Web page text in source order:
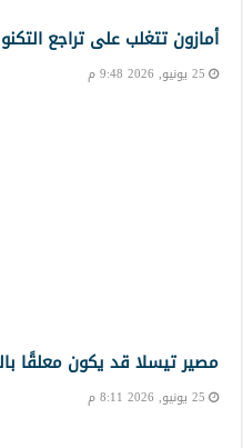
أمازون تتغلب على تراجع
25 يونيو, 2026 9:48 م
مصير تيسلا قد يكون معلقًا
25 يونيو, 2026 8:11 م